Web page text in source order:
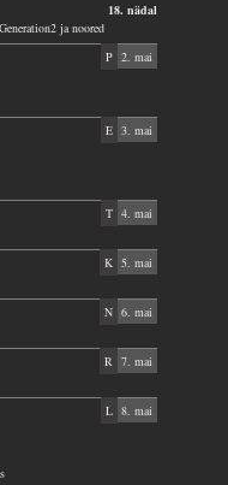
18. nädal
ja noored
P 2. mai
E 3. mai
T 4. mai
K 5. mai
N 6. mai
R 7. mai
L 8. mai